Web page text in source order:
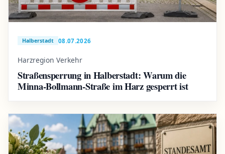
Halberstadt 08.07.2026
Harzregion Verkehr
Straßensperrung in Halberstadt: Warum die
Minna-Bollmann-Straße im Harz gesperrt ist